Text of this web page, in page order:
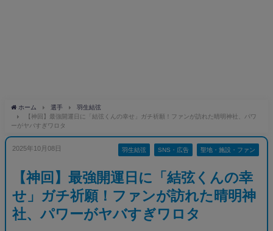
ホーム 選手
羽生結弦
【神回】最強開運日に「結弦くんの幸せ」ガチ祈願！ファンが訪れた晴明神社、パワ
ーがヤバすぎワロタ
2025年10月08日 羽生結弦 SNS・広告 聖地・施設・ファン
【神回】最強開運日に「結弦くんの幸
せ」ガチ祈願！ファンが訪れた晴明神
社、パワーがヤバすぎワロタ